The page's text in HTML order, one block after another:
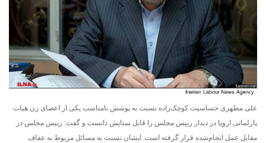
علی مطهری حساسیت کوچک‌زاده نسبت به پوشش نامناسب یکی از اعضای زن هیات
پارلمانی اروپا در دیدار رییس مجلس را قابل ستایش دانست و گفت: رییس مجلس در
مقابل عمل انجام‌شده قرار گرفته است. ایشان نسبت به مسائل مربوط به عفاف